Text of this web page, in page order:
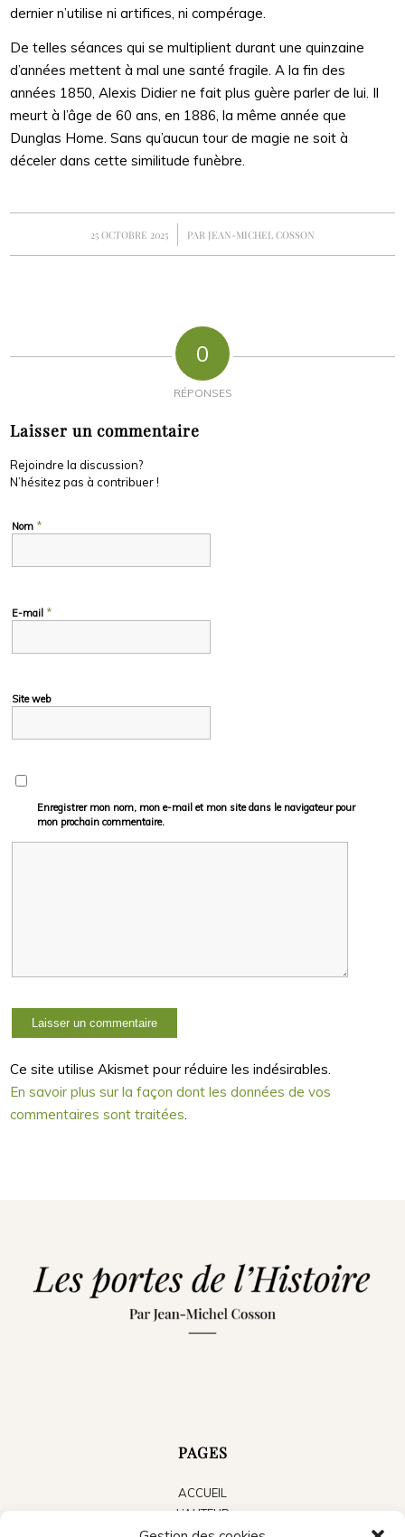
dernier n’utilise ni artifices, ni compérage.
De telles séances qui se multiplient durant une quinzaine
d’années mettent à mal une santé fragile. A la fin des
années 1850, Alexis Didier ne fait plus guère parler de lui. Il
meurt à l’âge de 60 ans, en 1886, la même année que
Dunglas Home. Sans qu’aucun tour de magie ne soit à
déceler dans cette similitude funèbre.
25 OCTOBRE 2025
/ PAR JEAN-MICHEL COSSON
0
RÉPONSES
Laisser un commentaire
Rejoindre la discussion?
N’hésitez pas à contribuer !
Nom *
E-mail *
Site web
Enregistrer mon nom, mon e-mail et mon site dans le navigateur pour
mon prochain commentaire.
Ce site utilise Akismet pour réduire les indésirables.
En savoir plus sur la façon dont les données de vos
commentaires sont traitées
PAGES
ACCUEIL
L’AUTEUR